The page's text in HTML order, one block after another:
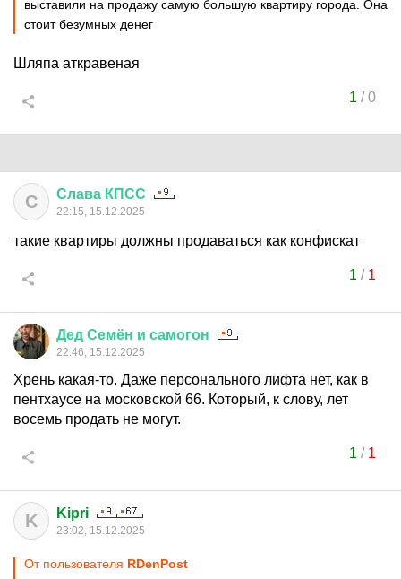
выставили на продажу самую большую квартиру города. Она
стоит безумных денег
Шляпа аткравеная
1 /0
С Слава КПСС
22:15, 15.12.2025
такие квартиры должны продаваться как конфискат
1 / 1
Дед Семён и самогон
22:46, 15.12.2025
Хрень какая-то. Даже персонального лифта нет, как в
пентхаусе на московской 66. Который, к слову, лет
восемь продать не могут.
1 / 1
K Kipri
23:02, 15.12.2025
От пользователя RDenPost